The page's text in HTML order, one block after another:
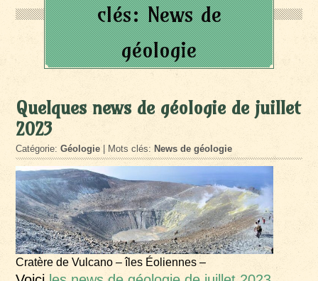
clés:News de
géologie
Quelques news de géologie de juillet
2023
Catégorie:Géologie | Mots clés: News de géologie
Cratère de Vulcano – îles Éoliennes –